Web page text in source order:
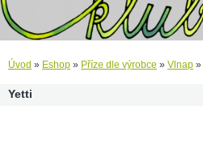
Úvod » Eshop » Příze dle výrobce » Vlnap »
Yetti